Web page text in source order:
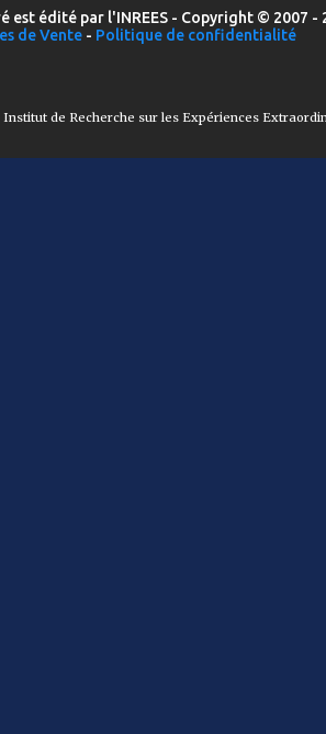
est édité par l'INREES - Copyright © 2007
de Vente - Politique de confidentialité
Institut de Recherche sur les Expériences